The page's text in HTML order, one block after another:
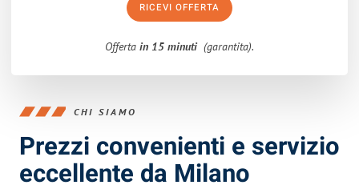
RICEVI OFFERTA
Offerta in 15 minuti (garantita).
CHI SIAMO
Prezzi convenienti e servizio
eccellente da Milano